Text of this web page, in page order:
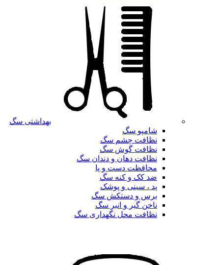
بهداشتی سگ
شامپو سگ
نظافت چشم سگ
نظافت گوش سگ
نظافت دهان و دندان سگ
محافظت دست و پا
ضد کک و کنه سگ
پد ، سینی و پوشک
برس و دستکش سگ
ناخن گیر و انبر سگ
نظافت محل نگهداری سگ